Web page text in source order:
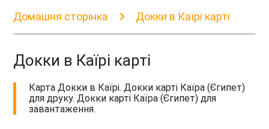
Домашня сторінка Докки в Каїрі карті
Докки в Каїрі карті
Карта Докки в Каїрі. Докки карті Каїра (Єгипет)
для друку. Докки карті Каїра (Єгипет) для
завантаження.